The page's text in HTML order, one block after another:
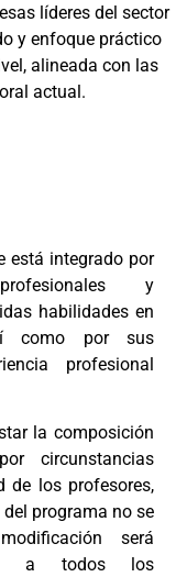
líderes del sector
y enfoque práctico
alineada con las
actual.
está integrado por
y
habilidades en
como por sus
profesional
la composición
circunstancias
de los profesores,
programa no se
será
a todos los